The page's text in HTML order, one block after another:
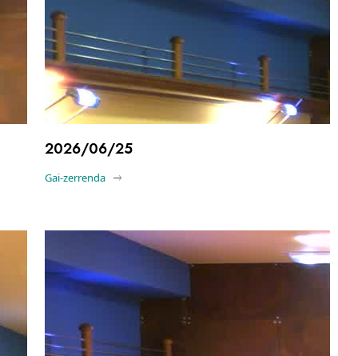
2026/06/25
Gai-zerrenda